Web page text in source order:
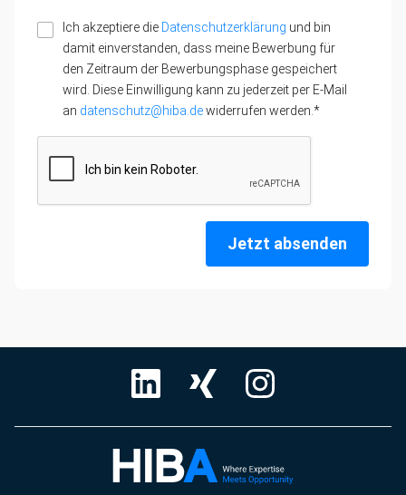
Ich akzeptiere die Datenschutzerklärung und bin
damit einverstanden, dass meine Bewerbung für
den Zeitraum der Bewerbungsphase gespeichert
wird. Diese Einwilligung kann zu jederzeit per E-Mail
an datenschutz@hiba.dewiderrufen werden.*
Jetzt absenden